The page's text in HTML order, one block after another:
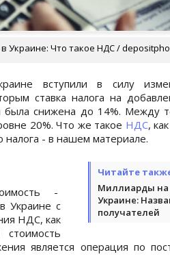
Украине: Что такое НДС /
вступили в силу
ставка налога на
была снижена до 14%. Между
20%. Что же такое НДС,
налога - в нашем материале.
Читайте
Миллиарды
Украине:
получателей
-
Украине с
НДС, как
стоимость
является операция по